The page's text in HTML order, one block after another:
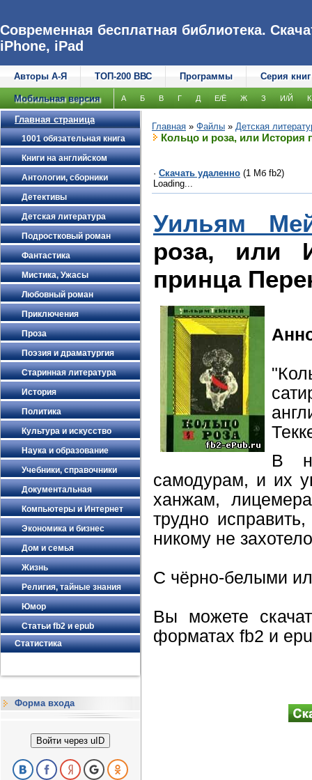
Современная бесплатная библиотека.
iPhone, iPad
Авторы А-Я ТОП-200 ВВС Программы Серия книг
Мобильная версия А Б В Г Д Е/Ё Ж З И/Й К
Главная страница
1001 обязательная книга
Книги на английском
Антологии, сборники
Детективы
Детская литература
Подростковый роман
Фантастика
Мистика, Ужасы
Любовный роман
Приключения
Проза
Поэзия и драматургия
Старинная литература
История
Политика
Культура и искусство
Наука и образование
Учебники, справочники
Документальная
Компьютеры и Интернет
Экономика и бизнес
Дом и семья
Жизнь
Религия, тайные знания
Юмор
Статьи fb2 и epub
Статистика
Форма входа
Войти через uID
Главная » Файлы » Детская
Кольцо и роза, или История
· Скачать удаленно (1 Мб fb2)
Loading...
Уильям
роза, или
принца
В
самодурам, и их
ханжам,
трудно
никому не
С чёрно-белыми
Вы можете
форматах fb2 и